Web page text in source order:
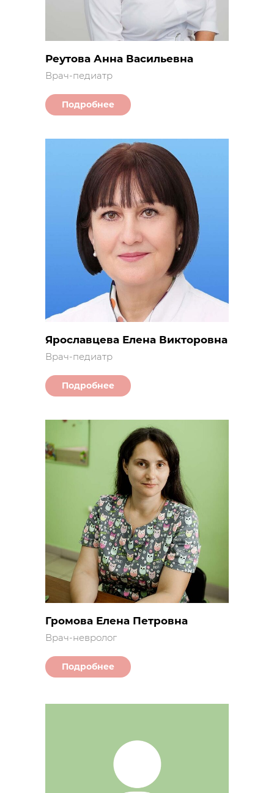
Подробнее
Врач-невролог
Громова Елена Петровна
Подробнее
Врач-педиатр
Ярославцева Елена Викторовна
Подробнее
Врач-педиатр
Реутова Анна Васильевна